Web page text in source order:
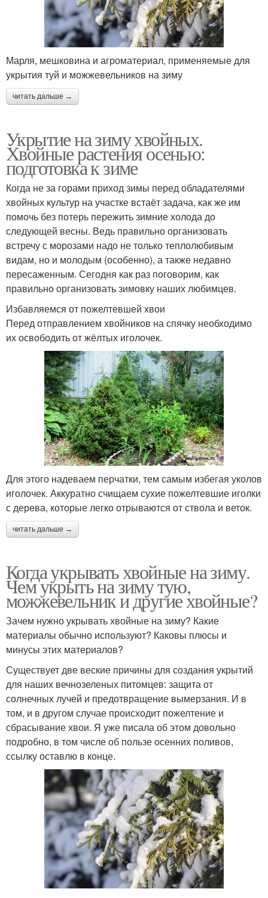
Марля, мешковина и агроматериал, применяемые для
укрытия туй и можжевельников на зиму
читать дальше →
Укрытие на зиму хвойных.
Хвойные растения осенью:
подготовка к зиме
Когда не за горами приход зимы перед обладателями
хвойных культур на участке встаёт задача, как же им
помочь без потерь пережить зимние холода до
следующей весны. Ведь правильно организовать
встречу с морозами надо не только теплолюбивым
видам, но и молодым (особенно), а также недавно
пересаженным. Сегодня как раз поговорим, как
правильно организовать зимовку наших любимцев.
Избавляемся от пожелтевшей хвои
Перед отправлением хвойников на спячку необходимо
их освободить от жёлтых иголочек.
Для этого надеваем перчатки, тем самым избегая уколов
иголочек. Аккуратно счищаем сухие пожелтевшие иголки
с дерева, которые легко отрываются от ствола и веток.
читать дальше →
Когда укрывать хвойные на зиму.
Чем укрыть на зиму тую,
можжевельник и другие хвойные?
Зачем нужно укрывать хвойные на зиму? Какие
материалы обычно используют? Каковы плюсы и
минусы этих материалов?
Существует две веские причины для создания укрытий
для наших вечнозеленых питомцев: защита от
солнечных лучей и предотвращение вымерзания. И в
том, и в другом случае происходит пожелтение и
сбрасывание хвои. Я уже писала об этом довольно
подробно, в том числе об пользе осенних поливов,
ссылку оставлю в конце.